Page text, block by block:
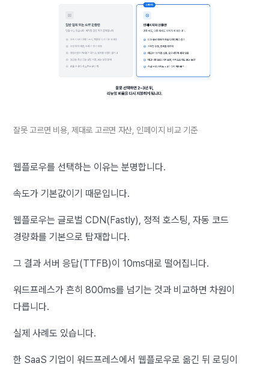
잘못 고르면 비용, 제대로 고르면 자산, 인페이지 비교 기준
웹플로우를 선택하는 이유는 분명합니다.
속도가 기본값이기 때문입니다.
웹플로우는 글로벌 CDN(Fastly), 정적 호스팅, 자동 코드
경량화를 기본으로 탑재합니다.
그 결과 서버 응답(TTFB)이 10ms대로 떨어집니다.
워드프레스가 흔히 800ms를 넘기는 것과 비교하면 차원이
다릅니다.
실제 사례도 있습니다.
한 SaaS 기업이 워드프레스에서 웹플로우로 옮긴 뒤 로딩이